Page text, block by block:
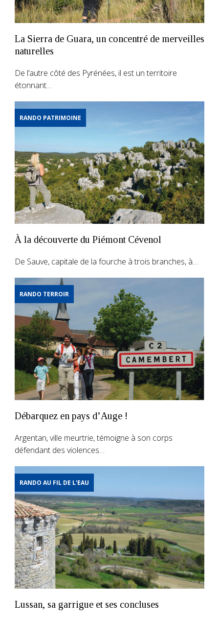
La Sierra de Guara, un concentré de merveilles
naturelles
De l’autre côté des Pyrénées, il est un territoire
étonnant…
RANDO PATRIMOINE
À la découverte du Piémont Cévenol
De Sauve, capitale de la fourche à trois branches, à…
RANDO TERROIR
Débarquez en pays d’Auge !
Argentan, ville meurtrie, témoigne à son corps
défendant des violences…
RANDO AU FIL DE L'EAU
Lussan, sa garrigue et ses concluses